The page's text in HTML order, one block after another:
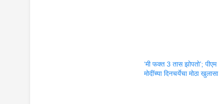
‘मी फक्त 3 तास झोपतो’; पीएम
मोदींच्या दिनचर्येचा मोठा खुलासा